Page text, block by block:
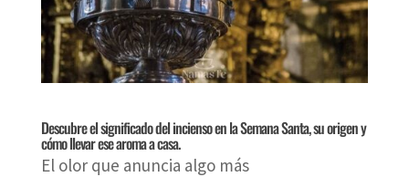
Descubre el significado del incienso en la Semana Santa, su origen y
cómo llevar ese aroma a casa.
El olor que anuncia algo más